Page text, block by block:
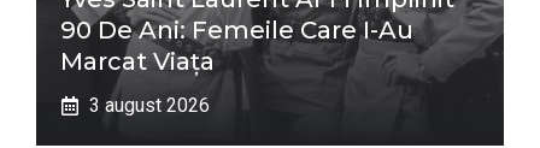
90 De Ani: Femeile Care I-Au
Marcat Viața
3 august 2026